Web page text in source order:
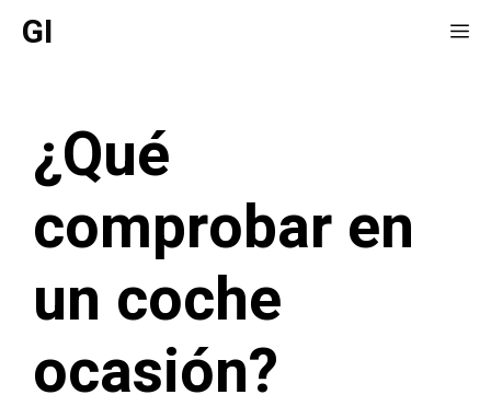
Saltar
GI
¿Qué
comprobar en
un coche
ocasión?